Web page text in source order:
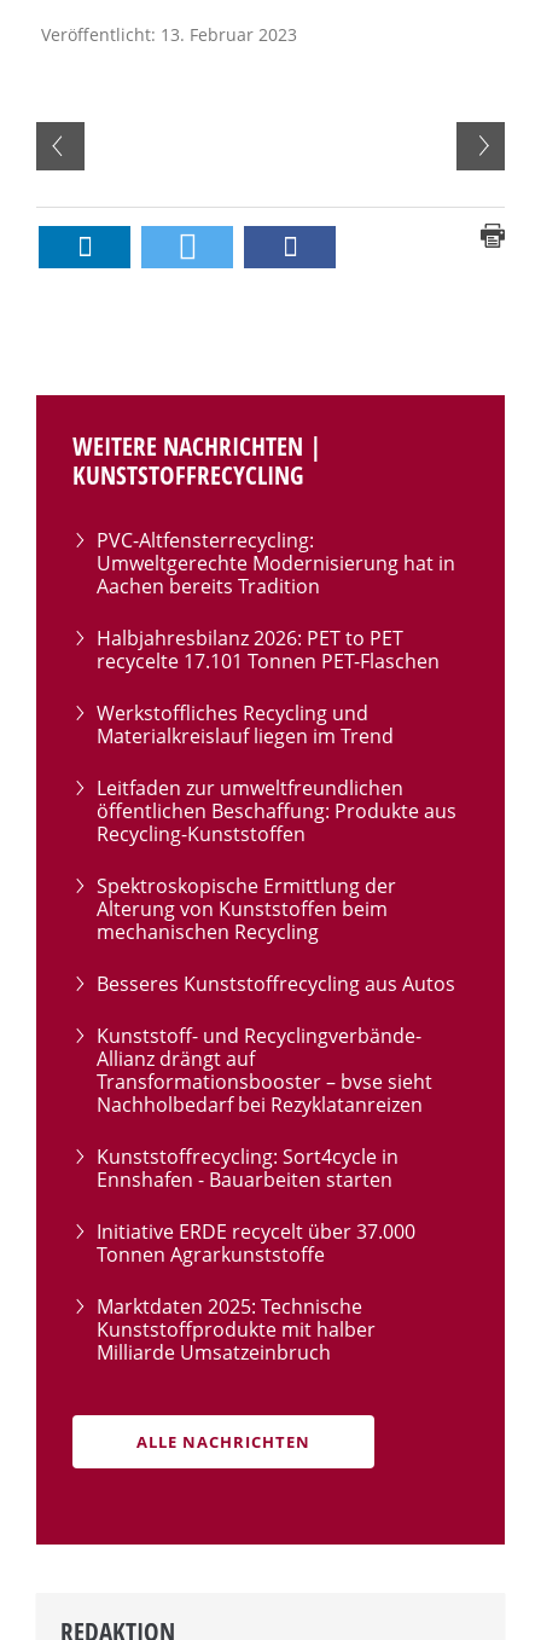
Veröffentlicht: 13. Februar 2023
WEITERE NACHRICHTEN |
KUNSTSTOFFRECYCLING
PVC-Altfensterrecycling:
Umweltgerechte Modernisierung hat in
Aachen bereits Tradition
Halbjahresbilanz 2026: PET to PET
recycelte 17.101 Tonnen PET-Flaschen
Werkstoffliches Recycling und
Materialkreislauf liegen im Trend
Leitfaden zur umweltfreundlichen
öffentlichen Beschaffung: Produkte aus
Recycling-Kunststoffen
Spektroskopische Ermittlung der
Alterung von Kunststoffen beim
mechanischen Recycling
Besseres Kunststoffrecycling aus Autos
Kunststoff- und Recyclingverbände-
Allianz drängt auf
Transformationsbooster – bvse sieht
Nachholbedarf bei Rezyklatanreizen
Kunststoffrecycling: Sort4cycle in
Ennshafen - Bauarbeiten starten
Initiative ERDE recycelt über 37.000
Tonnen Agrarkunststoffe
Marktdaten 2025: Technische
Kunststoffprodukte mit halber
Milliarde Umsatzeinbruch
ALLE NACHRICHTEN
REDAKTION